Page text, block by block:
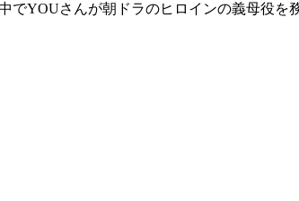
YOUさんが朝ドラのヒロインの義母役を